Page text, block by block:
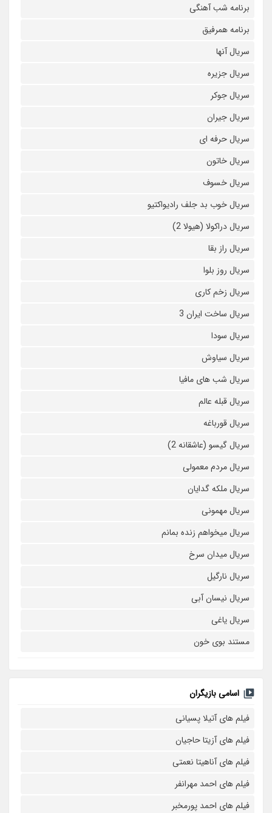
برنامه شب آهنگی
برنامه همرفیق
سریال آنها
سریال جزیره
سریال جوکر
سریال جیران
سریال حرفه ای
سریال خاتون
سریال خسوف
سریال خوب بد جلف رادیواکتیو
سریال دراکولا (هیولا 2)
سریال راز بقا
سریال روز بلوا
سریال زخم کاری
سریال ساخت ایران 3
سریال سودا
سریال سیاوش
سریال شب های مافیا
سریال قبله عالم
سریال قورباغه
سریال گیسو (عاشقانه 2)
سریال مردم معمولی
سریال ملکه گدایان
سریال مهمونی
سریال میخواهم زنده بمانم
سریال میدان سرخ
سریال نارگیل
سریال نیسان آبی
سریال یاغی
مستند بوی خون
اسامی بازیگران
فیلم های آتیلا پسیانی
فیلم های آزیتا حاجیان
فیلم های آناهیتا نعمتی
فیلم های احمد مهرانفر
فیلم های احمد پورمخبر